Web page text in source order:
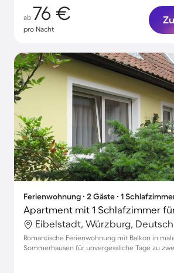
ab 76 €
pro Nacht
Ferienwohnung ∙ 2 Gäste ∙ 1
Apartment mit 1 Schlafzimmer
Eibelstadt, Würzburg,
Romantische Ferienwohnung mit Balkon in
Sommerhausen für unvergessliche Tage zu